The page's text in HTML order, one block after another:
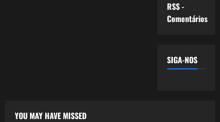
RSS -
Comentários
SIGA-NOS
YOU MAY HAVE MISSED